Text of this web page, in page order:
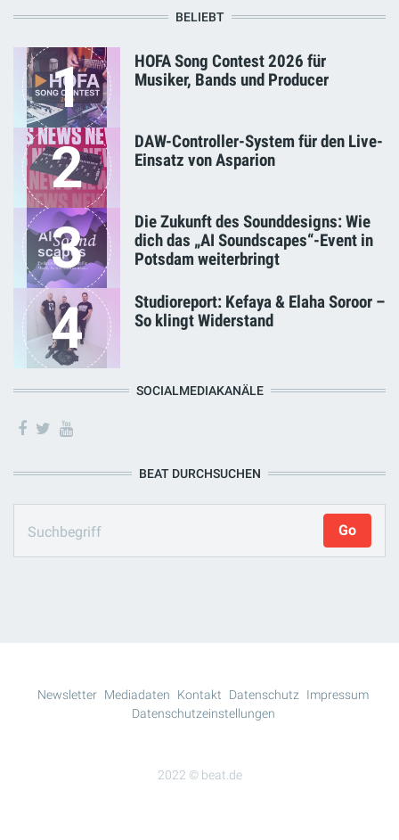
BELIEBT
1
HOFA Song Contest 2026 für
Musiker, Bands und Producer
2
DAW-Controller-System für den Live-
Einsatz von Asparion
3
Die Zukunft des Sounddesigns: Wie
dich das „AI Soundscapes“-Event in
Potsdam weiterbringt
4
Studioreport: Kefaya & Elaha Soroor –
So klingt Widerstand
SOCIALMEDIAKANÄLE
BEAT DURCHSUCHEN
2022 © beat.de
Newsletter Mediadaten Kontakt Datenschutz
Impressum
Datenschutzeinstellungen